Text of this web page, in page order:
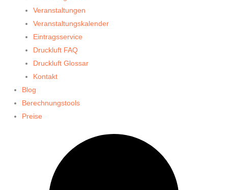
Veranstaltungen
Veranstaltungskalender
Eintragsservice
Druckluft FAQ
Druckluft Glossar
Kontakt
Blog
Berechnungstools
Preise